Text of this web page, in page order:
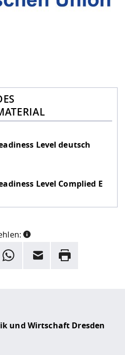
Level deutsch
Level Complied E
WhatsappE-Mail Drucken
und Wirtschaft Dresden